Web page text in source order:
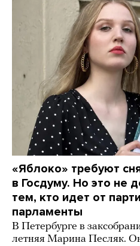
«Яблоко» требуют
в Госдуму. Но это не
тем, кто идет от
парламенты
В Петербурге в
летняя Марина Песляк.